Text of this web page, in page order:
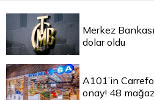
Merkez
dolar oldu
A101’in
onay! 48